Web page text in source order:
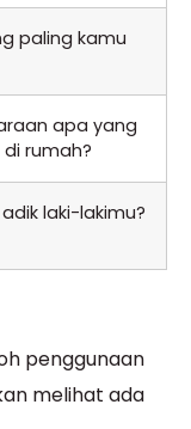
paling kamu
apa yang
rumah?
laki-lakimu?
penggunaan
melihat ada